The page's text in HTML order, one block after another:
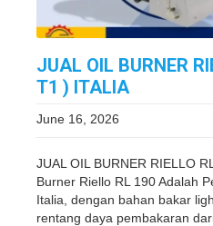
JUAL OIL BURNER
T1 ) ITALIA
June 16, 2026
JUAL OIL BURNER RIELLO
Burner Riello RL 190 Adalah
Italia, dengan bahan bakar
rentang daya pembakaran